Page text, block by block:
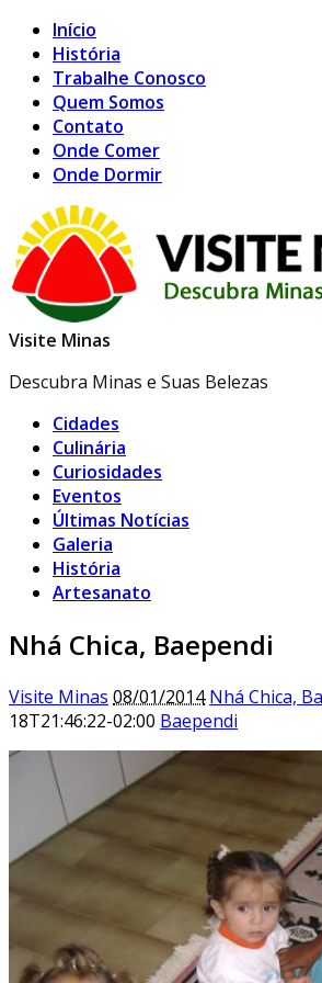
Início
História
Trabalhe Conosco
Quem Somos
Contato
Onde Comer
Onde Dormir
Visite Minas
Descubra Minas e Suas Belezas
Cidades
Culinária
Curiosidades
Eventos
Últimas Notícias
Galeria
História
Artesanato
Nhá Chica, Baependi
Visite Minas 08/01/2014 Nhá Chica,
18T21:46:22-02:00 Baependi